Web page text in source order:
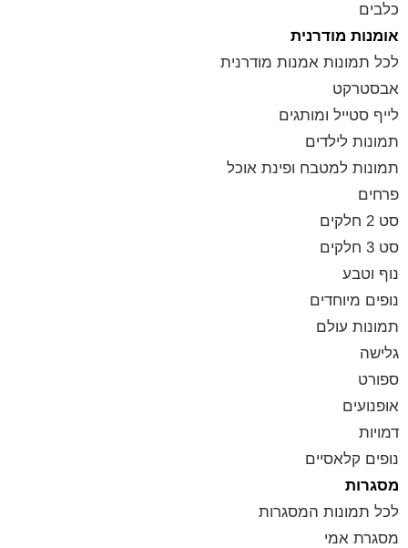
כלבים
אומנות מודרנית
לכל תמונות אמנות מודרנית
אבסטרקט
לייף סטייל ומותגים
תמונות לילדים
תמונות למטבח ופינת אוכל
פרחים
סט 2 חלקים
סט 3 חלקים
נוף וטבע
נופים מיוחדים
תמונות עולם
גלישה
ספורט
אופנועים
דמויות
נופים קלאסיים
מסגרות
לכל תמונות המסגרות
מסגרת אמי